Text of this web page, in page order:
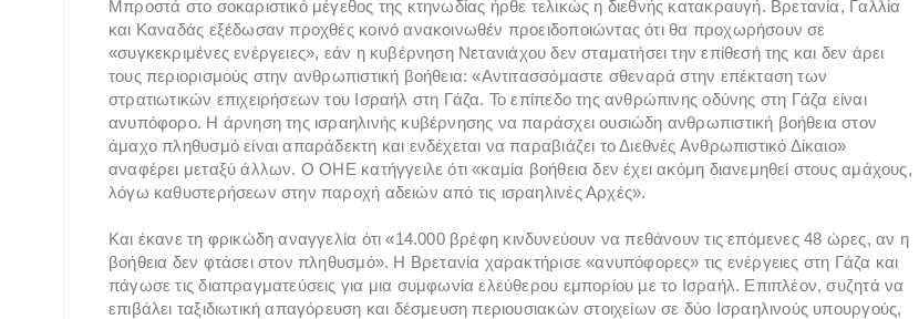
Μπροστά στο σοκαριστικό μέγεθος της κτηνωδίας ήρθε τελικώς η διεθνής κατακραυγή. Βρετανία, Γαλλία
και Καναδάς εξέδωσαν προχθές κοινό ανακοινωθέν προειδοποιώντας ότι θα προχωρήσουν σε
«συγκεκριμένες ενέργειες», εάν η κυβέρνηση Νετανιάχου δεν σταματήσει την επίθεσή της και δεν άρει
τους περιορισμούς στην ανθρωπιστική βοήθεια: «Αντιτασσόμαστε σθεναρά στην επέκταση των
στρατιωτικών επιχειρήσεων του Ισραήλ στη Γάζα. Το επίπεδο της ανθρώπινης οδύνης στη Γάζα είναι
ανυπόφορο. Η άρνηση της ισραηλινής κυβέρνησης να παράσχει ουσιώδη ανθρωπιστική βοήθεια στον
άμαχο πληθυσμό είναι απαράδεκτη και ενδέχεται να παραβιάζει το Διεθνές Ανθρωπιστικό Δίκαιο»
αναφέρει μεταξύ άλλων. Ο ΟΗΕ κατήγγειλε ότι «καμία βοήθεια δεν έχει ακόμη διανεμηθεί στους αμάχους,
λόγω καθυστερήσεων στην παροχή αδειών από τις ισραηλινές Αρχές».
Και έκανε τη φρικώδη αναγγελία ότι «14.000 βρέφη κινδυνεύουν να πεθάνουν τις επόμενες 48 ώρες, αν η
βοήθεια δεν φτάσει στον πληθυσμό». Η Βρετανία χαρακτήρισε «ανυπόφορες» τις ενέργειες στη Γάζα και
πάγωσε τις διαπραγματεύσεις για μια συμφωνία ελεύθερου εμπορίου με το Ισραήλ. Επιπλέον, συζητά να
επιβάλει ταξιδιωτική απαγόρευση και δέσμευση περιουσιακών στοιχείων σε δύο Ισραηλινούς υπουργούς,